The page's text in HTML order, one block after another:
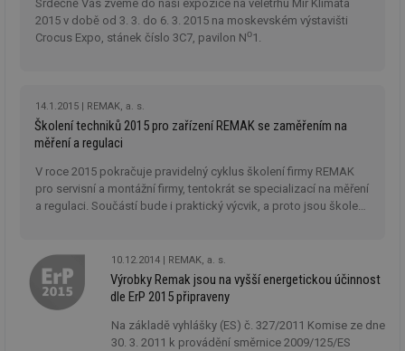
Srdečně Vás zveme do naší expozice na veletrhu Mir Klimata
2015 v době od 3. 3. do 6. 3. 2015 na moskevském výstavišti
Crocus Expo, stánek číslo 3C7, pavilon No1.
14.1.2015 REMAK, a. s.
Školení techniků 2015 pro zařízení REMAK se zaměřením na
měření a regulaci
V roce 2015 pokračuje pravidelný cyklus školení firmy REMAK
pro servisní a montážní firmy, tentokrát se specializací na měření
a regulaci. Součástí bude i praktický výcvik, a proto jsou školení
10.12.2014 REMAK, a. s.
Výrobky Remak jsou na vyšší energetickou účinnost
dle ErP 2015 připraveny
Na základě vyhlášky (ES) č. 327/2011 Komise ze dne
30. 3. 2011 k provádění směrnice 2009/125/ES